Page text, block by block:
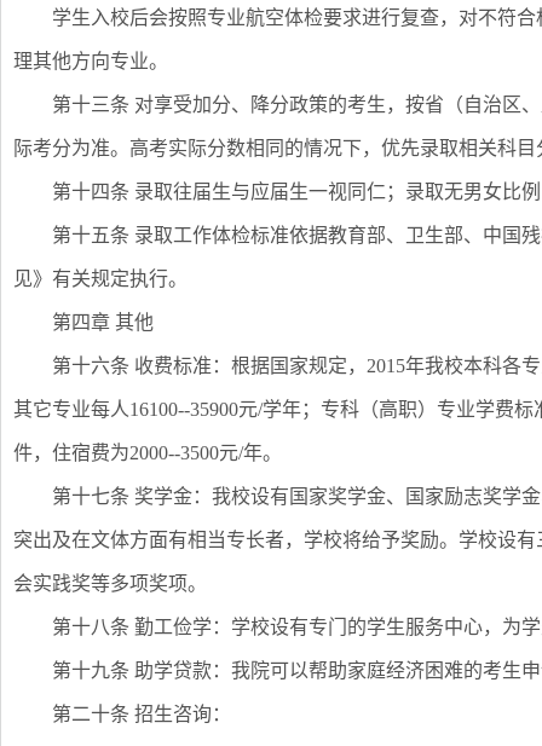
学生入校后会按照专业航空体检要求进行复查，对不符
理其他方向专业。
第十三条 对享受加分、降分政策的考生，按省（自治区
际考分为准。高考实际分数相同的情况下，优先录取相关科
第十四条 录取往届生与应届生一视同仁；录取无男女比
第十五条 录取工作体检标准依据教育部、卫生部、中国
见》有关规定执行。
第四章 其他
第十六条 收费标准：根据国家规定，2015年我校本科各
其它专业每人16100--35900元/学年；专科（高职）专业学费
件，住宿费为2000--3500元/年。
第十七条 奖学金：我校设有国家奖学金、国家励志奖学
突出及在文体方面有相当专长者，学校将给予奖励。学校设
会实践奖等多项奖项。
第十八条 勤工俭学：学校设有专门的学生服务中心，为
第十九条 助学贷款：我院可以帮助家庭经济困难的考生
第二十条 招生咨询：